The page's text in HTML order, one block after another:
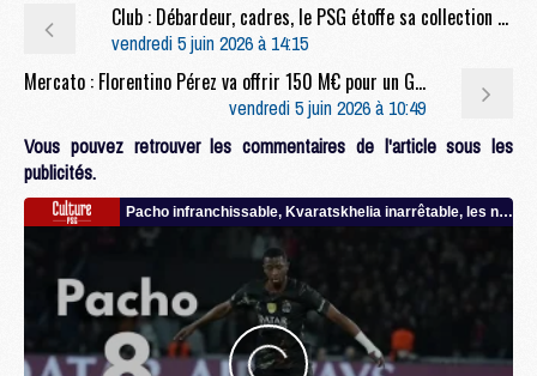
Club : Débardeur, cadres, le PSG étoffe sa collection Back 2 Back
vendredi 5 juin 2026 à 14:15
Mercato : Florentino Pérez va offrir 150 M€ pour un Galactique, une star du PSG visée ?
vendredi 5 juin 2026 à 10:49
Vous pouvez retrouver les commentaires de l'article sous les
publicités.